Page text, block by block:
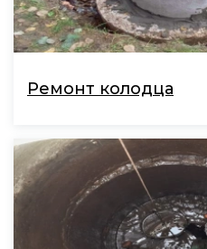
Ремонт колодца